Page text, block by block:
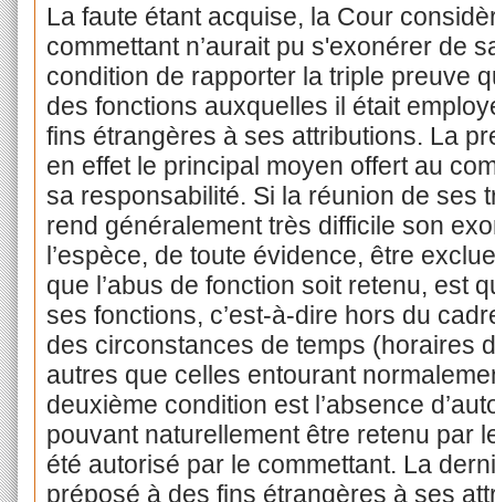
La faute étant acquise, la Cour
commettant n’aurait pu s'exonérer de
condition de rapporter la triple preuve
des fonctions auxquelles il était
fins étrangères à ses attributions. La
en effet le principal moyen offert au
sa responsabilité. Si la réunion de ses
rend généralement très difficile son
l’espèce, de toute évidence, être
que l’abus de fonction soit retenu, est
ses fonctions, c’est-à-dire hors du
des circonstances de temps (horaires
autres que celles entourant
deuxième condition est l’absence
pouvant naturellement être retenu par
été autorisé par le commettant. La
préposé à des fins étrangères à ses